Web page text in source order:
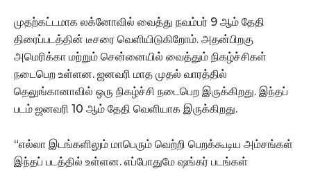
முதற்கட்டமாக லக்னோவில் வைத்து நவம்பர் 9 ஆம் தேதி
திரைப்படத்தின் டீசரை வெளியிடுகிறோம். அதன்பிறகு
அமெரிக்கா மற்றும் சென்னையில் வைத்தும் நிகழ்ச்சிகள்
நடைபெற உள்ளன. ஜனவரி மாத முதல் வாரத்தில்
தெலுங்கானாவில் ஒரு நிகழ்ச்சி நடைபெற இருக்கிறது. இந்தப்
படம் ஜனவரி 10 ஆம் தேதி வெளியாக இருக்கிறது.
“எல்லா இடங்களிலும் மாபெரும் வெற்றி பெறக்கூடிய அம்சங்கள்
இந்தப் படத்தில் உள்ளன. எப்போதுமே ஷங்கர் படங்கள்